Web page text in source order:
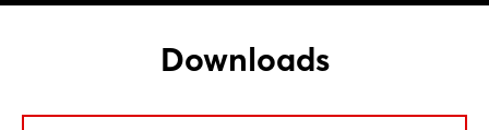
Downloads